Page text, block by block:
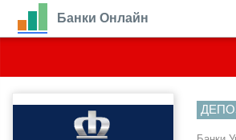
Банки Онлайн